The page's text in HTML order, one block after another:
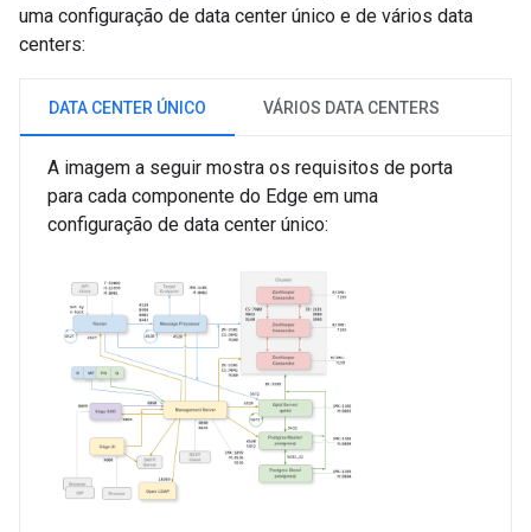
uma configuração de data center único e de vários data
centers:
DATA CENTER ÚNICO VÁRIOS DATA CENTERS
A imagem a seguir mostra os requisitos de porta
para cada componente do Edge em uma
configuração de data center único: